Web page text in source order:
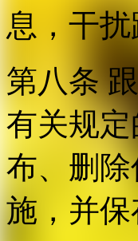
息，干
第八条
有关规
布、删
施，并保